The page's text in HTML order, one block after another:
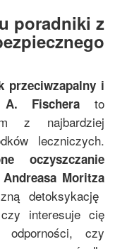
poradniki z
przeciwzapalny i
Fischera to
z najbardziej
leczniczych.
oczyszczanie
Andreasa Moritza
detoksykację
interesuje cię
odporności, czy